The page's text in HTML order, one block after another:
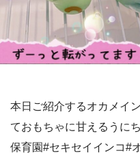
本日ご紹介するオカメイ
ておもちゃに甘えるうに
保育園#セキセイインコ#